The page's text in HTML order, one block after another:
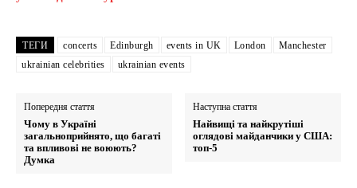
ТЕГИ concerts Edinburgh events in UK London
Manchester
ukrainian celebrities
ukrainian events
Попередня стаття
Чому в Україні
загальноприйнято, що багаті
та впливові не воюють?
Думка
Наступна стаття
Найвищі та найкрутіші
оглядові майданчики у США:
топ-5